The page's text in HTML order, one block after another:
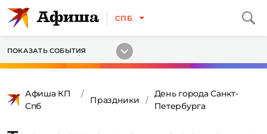
СПБ
ПОКАЗАТЬ СОБЫТИЯ
Афиша КП
Спб
Праздники
День города Санкт-
Петербурга